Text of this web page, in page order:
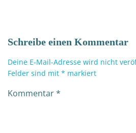
Schreibe einen Kommentar
Deine E-Mail-Adresse wird nicht
Felder sind mit * markiert
Kommentar*